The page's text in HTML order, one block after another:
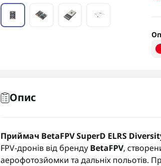
Опис
Приймач BetaFPV SuperD ELRS
FPV-дронів від бренду BetaFPV,
аерофотозйомки та дальніх польотів.